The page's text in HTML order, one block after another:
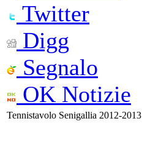
Twitter
Digg
Segnalo
OK Notizie
Tennistavolo Senigallia 2012-2013